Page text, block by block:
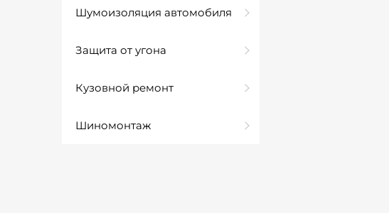
Шумоизоляция автомобиля
Защита от угона
Кузовной ремонт
Шиномонтаж